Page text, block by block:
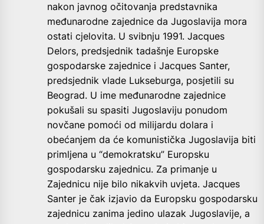
nakon javnog očitovanja predstavnika
međunarodne zajednice da Jugoslavija mora
ostati cjelovita. U svibnju 1991. Jacques
Delors, predsjednik tadašnje Europske
gospodarske zajednice i Jacques Santer,
predsjednik vlade Lukseburga, posjetili su
Beograd. U ime međunarodne zajednice
pokušali su spasiti Jugoslaviju ponudom
novčane pomoći od milijardu dolara i
obećanjem da će komunistička Jugoslavija biti
primljena u “demokratsku” Europsku
gospodarsku zajednicu. Za primanje u
Zajednicu nije bilo nikakvih uvjeta. Jacques
Santer je čak izjavio da Europsku gospodarsku
zajednicu zanima jedino ulazak Jugoslavije, a